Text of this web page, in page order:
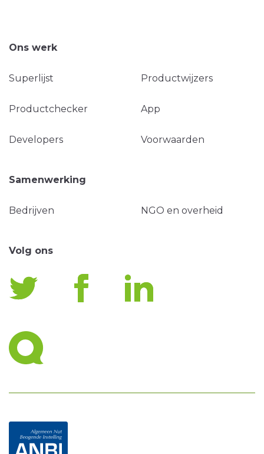
Ons werk
Superlijst Productwijzers
Productchecker App
Developers Voorwaarden
Samenwerking
Bedrijven NGO en overheid
Volg ons